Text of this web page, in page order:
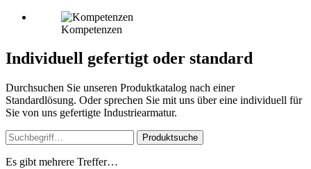
Kompetenzen
Individuell gefertigt oder standard
Durchsuchen Sie unseren Produktkatalog nach einer
Standardlösung. Oder sprechen Sie mit uns über eine individuell für
Sie von uns gefertigte Industriearmatur.
Produktsuche
Es gibt mehrere Treffer…